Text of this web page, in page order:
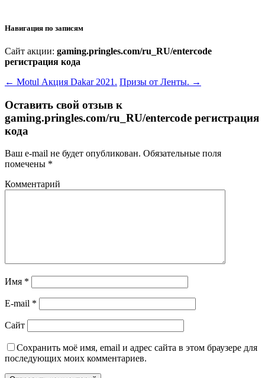
Навигация по записям
Сайт акции: gaming.pringles.com/ru_RU/entercode
регистрация кода
← Motul Акция Dakar 2021. Призы от Ленты. →
Оставить свой отзыв к
gaming.pringles.com/ru_RU/entercode регистрация
кода
Ваш e-mail не будет опубликован. Обязательные поля
помечены *
Комментарий
Имя *
E-mail *
Сайт
Сохранить моё имя, email и адрес сайта в этом браузере для
последующих моих комментариев.